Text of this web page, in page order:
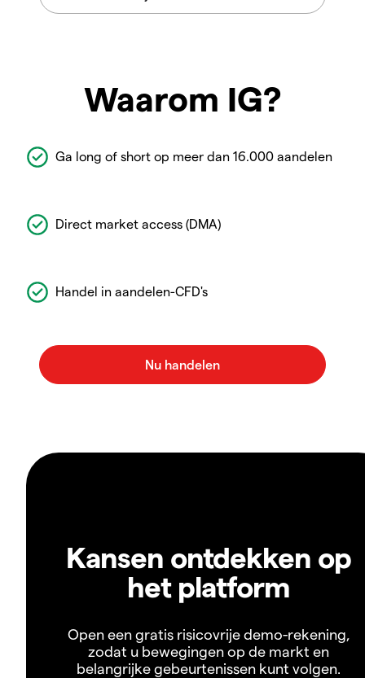
Waarom IG?
Ga long of short op meer dan 16.000 aandelen
Direct market access (DMA)
Handel in aandelen-CFD's
Kansen ontdekken op
het platform
Open een gratis risicovrije demo-rekening,
zodat u bewegingen op de markt en
belangrijke gebeurtenissen kunt volgen.